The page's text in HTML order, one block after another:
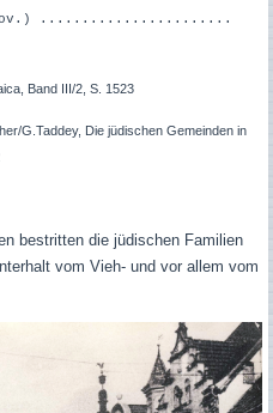
.......................
Band III/2, S. 1523
Die jüdischen Gemeinden in
bestritten die jüdischen Familien
vom Vieh- und vor allem vom